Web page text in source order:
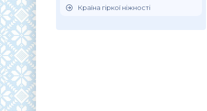
Країна гіркої ніжності